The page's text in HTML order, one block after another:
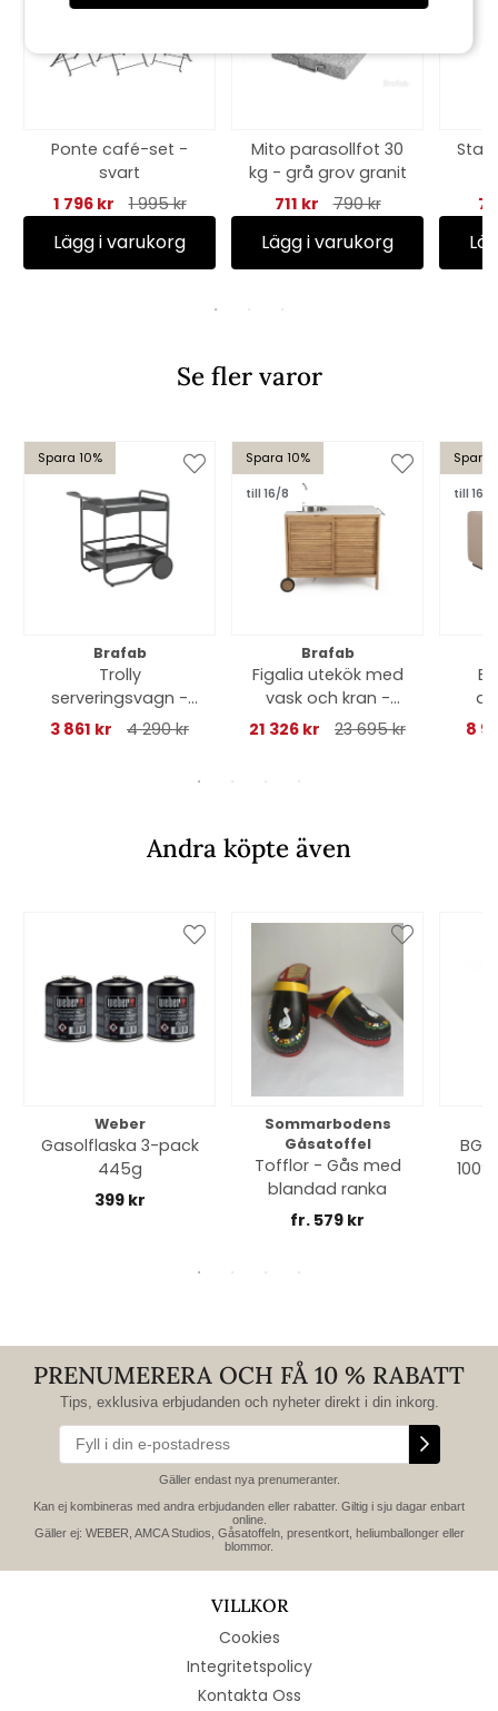
Ponte café-set -
svart
1 796 kr
1 995 kr
Lägg i varukorg
Mito parasollfot 30
kg - grå grov granit
711 kr
790 kr
Lägg i varukorg
Se fler varor
Spara 10%
Brafab
Trolly
serveringsvagn -
antracit
3 861 kr 4 290 kr
Spara 10%
till 16/8
Brafab
Figalia utekök med
vask och kran -
teak/marmorlook
21 326 kr 23 695 kr
Spara
till 16/8
8
Andra köpte även
Weber
Gasolflaska 3-pack
445g
399 kr
Sommarbodens
Gåsatoffel
Tofflor - Gås med
blandad ranka
fr. 579 kr
PRENUMERERA OCH FÅ 10 % RABATT
Tips, exklusiva erbjudanden och nyheter direkt i din inkorg.
Gäller endast nya prenumeranter.
Kan ej kombineras med andra erbjudanden eller rabatter. Giltig i sju dagar enbart
online.
Gäller ej: WEBER, AMCA Studios, Gåsatoffeln, presentkort, heliumballonger eller
blommor.
VILLKOR
Cookies
Integritetspolicy
Kontakta Oss